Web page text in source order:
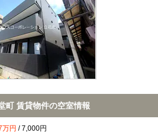
TOP
賃貸物件の空室情報
万円 / 7,000円